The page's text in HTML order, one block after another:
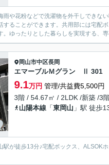
雨や花粉などで洗濯物を外干しできな
することができます。共用部には宅配
。ゆったりとした暮らしを実現する、
岡山市中区長岡
エマーブルＭグラン Ⅱ 301
9.1万円 管理/共益費5,500円
3階 / 54.67㎡ / 2LDK /新築 /3
山陽本線 「東岡山 」駅 徒歩
駅が徒歩13分♪宅配ボックス、ALSOK